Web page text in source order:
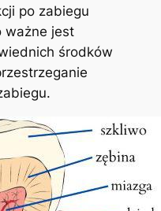
po zabiegu
ważne jest
środków